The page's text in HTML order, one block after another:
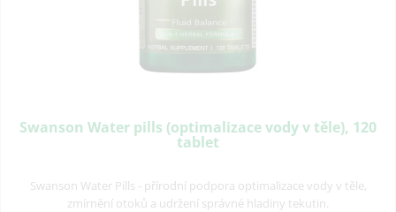
Swanson Water pills (optimalizace vody v těle), 120
tablet
Swanson Water Pills - přírodní podpora optimalizace vody v těle,
zmírnění otoků a udržení správné hladiny tekutin.